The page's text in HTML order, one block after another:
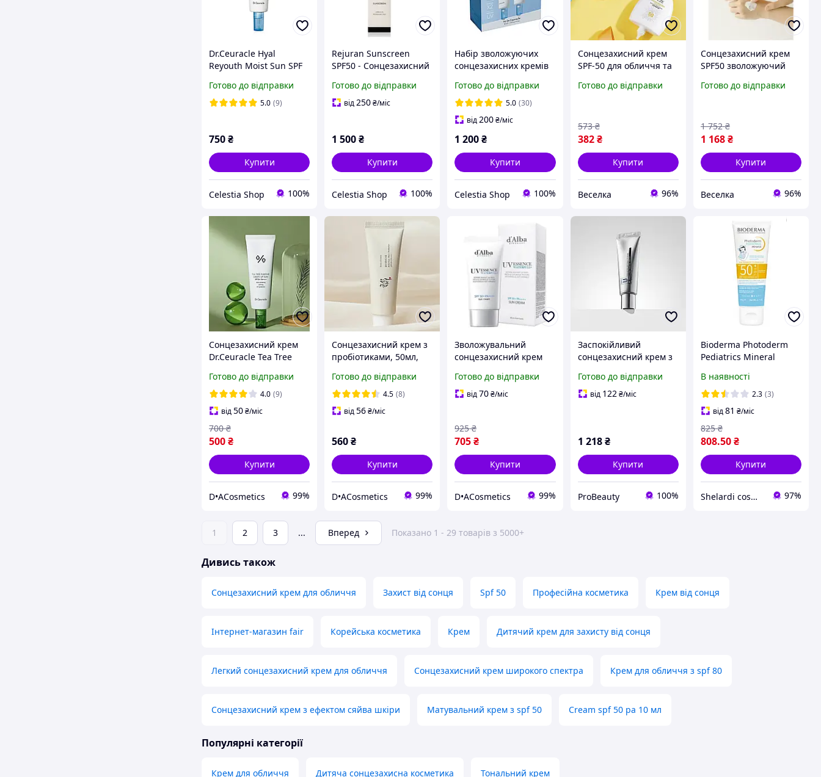
Dr.Ceuracle Hyal
Reyouth Moist Sun SPF
Зволожуючий
сонцезахисний крем з
Готово до відправки
5.0 (9)
750₴
Купити
Celestia Shop 100%
Rejuran Sunscreen
SPF50 - Сонцезахисний
50мл
Готово до відправки
від250₴/міс
1 500₴
Купити
Celestia Shop 100%
Набір зволожуючих
сонцезахисних кремів
Dr.Ceuracle Hyal
Reyouth Moist Sun Duo
Set
Готово до відправки
5.0 (30)
від200₴/міс
1 200₴
Купити
Celestia Shop 100%
Сонцезахисний крем
SPF-50 для обличчя та
ультрафіолетових
BROWN
Готово до відправки
382 ₴
573 ₴
Купити
Веселка 96%
Сонцезахисний крем
SPF50 зволожуючий
пробіотиками та
Готово до відправки
1 168₴
1 752 ₴
Купити
Веселка 96%
Сонцезахисний крем
Dr.Ceuracle Tea Tree
50++++ з екстрактом
чайного дерева, 50 ml
Готово до відправки
4.0 (9)
від50₴/міс
500₴
700 ₴
Купити
D•ACosmetics 99%
Сонцезахисний крем з
пробіотиками, 50мл,
Пробіотичний крем з
SPF 50 +
Готово до відправки
4.5 (8)
від56₴/міс
560₴
Купити
D•ACosmetics 99%
Зволожувальний
сонцезахисний крем
Waterfull Essence Sun
Cream SPF 50+ PA++++,
Готово до відправки
від70₴/міс
705₴
925 ₴
Купити
D•ACosmetics 99%
Заспокійливий
сонцезахисний крем з
пептидами CU Vitamin
U Sun Cream SPF 50+
Готово до відправки
від 122 ₴/міс
1 218 ₴
Купити
ProBeauty 100%
Bioderma Photoderm
Pediatrics Mineral
крем, для захисту
ніжної шкіри немовлят
і дітей
В наявності
2.3 (3)
від81 ₴/міс
808.50₴
825 ₴
Купити
Shelardi cosmetics 97%
1 2 3 ... Вперед Показано 1 - 29 товарів з 5000+
Дивись також
Сонцезахисний крем для обличчя Захист від сонця Spf 50 Професійна косметика Крем від сонця
Інтернет-магазин fair Корейська косметика Крем Дитячий крем для захисту від сонця
Легкий сонцезахисний крем для обличчя Сонцезахисний крем широкого спектра Крем для обличчя з spf 80
Сонцезахисний крем з ефектом сяйва шкіри Матувальний крем з spf 50 Cream spf 50 pa 10 мл
Популярні категорії
Крем для обличчя Дитяча сонцезахисна косметика Тональний крем